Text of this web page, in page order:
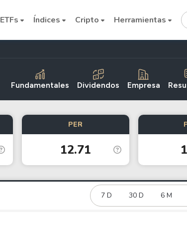
ETFs Índices Cripto Herramientas
Cryptocurrencies
Bitcoin
Ethereum
Binance Coin (BNB)
Dogecoin
Fundamentales Dividendos Empresa
PER
12.71
7 D 30 D 6 M